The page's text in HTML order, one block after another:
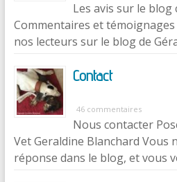
Les avis sur le blog
Commentaires et
nos lecteurs sur le blog de
Contact
46 commentaires
Nous contacter
Vet Geraldine Blanchard Vous
réponse dans le blog, et vous